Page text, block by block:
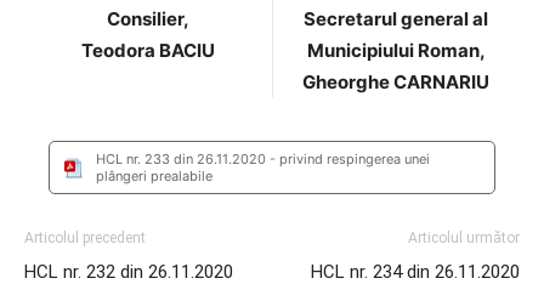
Consilier,
Teodora BACIU
Secretarul general al
Municipiului Roman,
Gheorghe CARNARIU
HCL nr. 233 din 26.11.2020 - privind respingerea unei
plângeri prealabile
Articolul precedent
HCL nr. 232 din 26.11.2020
Articolul următor
HCL nr. 234 din 26.11.2020